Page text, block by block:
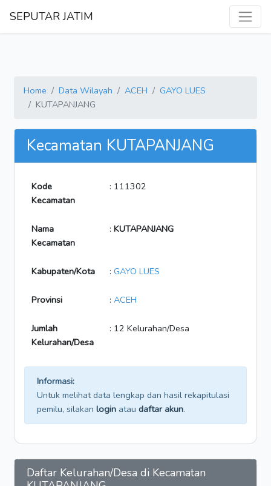
SEPUTAR JATIM
Home Data Wilayah ACEH
GAYO LUES
KUTAPANJANG
Kecamatan KUTAPANJANG
Kode
Kecamatan
: 111302
Nama
Kecamatan
: KUTAPANJANG
Kabupaten/Kota : GAYO LUES
Provinsi : ACEH
Jumlah
Kelurahan/Desa
: 12 Kelurahan/Desa
Informasi:
Untuk melihat data lengkap dan hasil rekapitulasi
pemilu, silakan login atau daftar akun.
Daftar Kelurahan/Desa di Kecamatan